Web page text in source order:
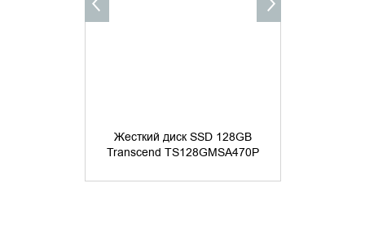
Жесткий диск SSD 128GB
Transcend TS128GMSA470P